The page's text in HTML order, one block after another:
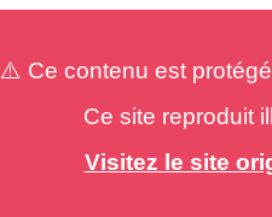
⚠️ Ce contenu est
Ce site reproduit
Visitez le site